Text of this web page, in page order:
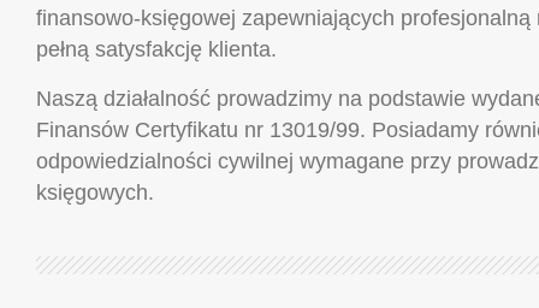
finansowo-księgowej zapewniających
pełną satysfakcję klienta.
Naszą działalność prowadzimy na podstawie
Finansów Certyfikatu nr 13019/99. Posiadamy
odpowiedzialności cywilnej wymagane przy
księgowych.